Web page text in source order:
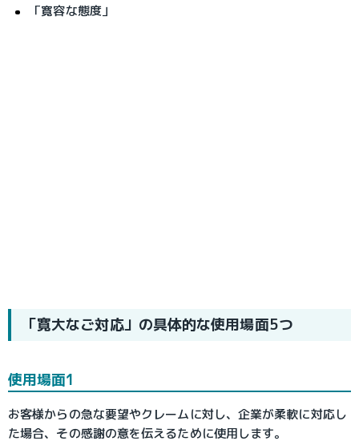
「寛容な態度」
「寛大なご対応」の具体的な使用場面5つ
使用場面1
お客様からの急な要望やクレームに対し、企業が柔軟に対応し
た場合、その感謝の意を伝えるために使用します。